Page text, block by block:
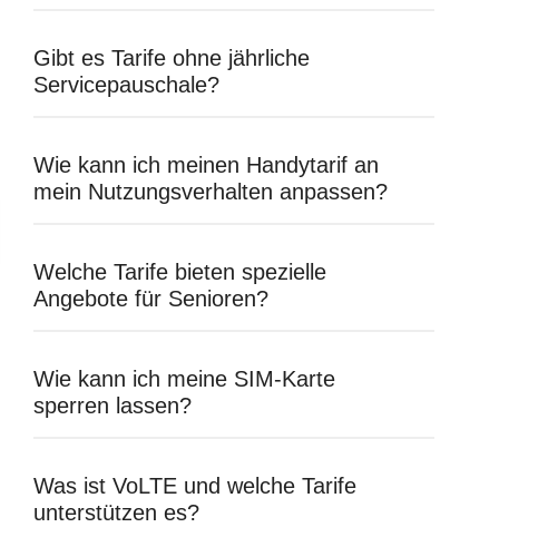
Gibt es Tarife ohne jährliche
Servicepauschale?
Wie kann ich meinen Handytarif an
mein Nutzungsverhalten anpassen?
Welche Tarife bieten spezielle
Angebote für Senioren?
Wie kann ich meine SIM-Karte
sperren lassen?
Was ist VoLTE und welche Tarife
unterstützen es?